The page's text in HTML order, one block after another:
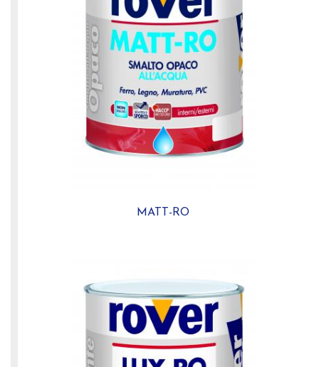
MATT-RO